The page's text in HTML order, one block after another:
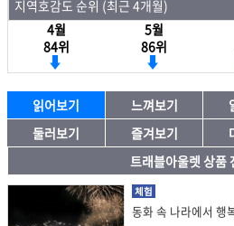
지역호감도 순위 (최근 4개월)
4월
84위
5월
86위
읽어보기 느껴보기
둘러보기
즐겨보기
트래블아울렛 상품
체험
동화 속 나라에서 행